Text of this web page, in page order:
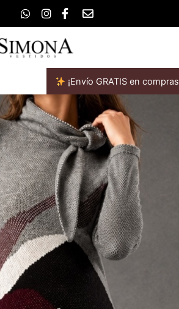
¡Envío GRATIS en compras sobre $70.000!